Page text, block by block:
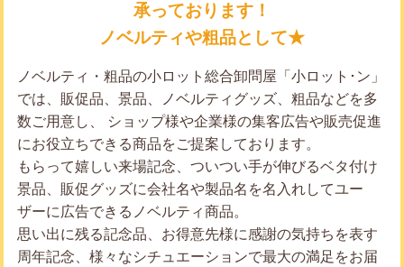
承っております！
ノベルティや粗品として★
ノベルティ・粗品の小ロット総合卸問屋「小ロット･ン」
では、販促品、景品、ノベルティグッズ、粗品などを多
数ご用意し、 ショップ様や企業様の集客広告や販売促進
にお役立ちできる商品をご提案しております。
もらって嬉しい来場記念、ついつい手が伸びるベタ付け
景品、販促グッズに会社名や製品名を名入れしてユー
ザーに広告できるノベルティ商品。
思い出に残る記念品、お得意先様に感謝の気持ちを表す
周年記念、様々なシチュエーションで最大の満足をお届